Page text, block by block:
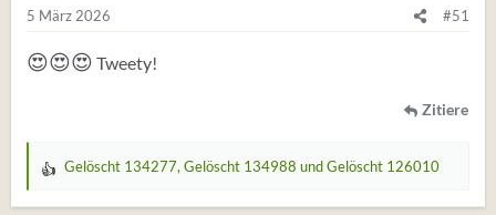
n
t
5 März 2026 #51
😍😍😍 Tweety!
Zitiere
W
Gelöscht 134277, Gelöscht 134988 undGelöscht 126010